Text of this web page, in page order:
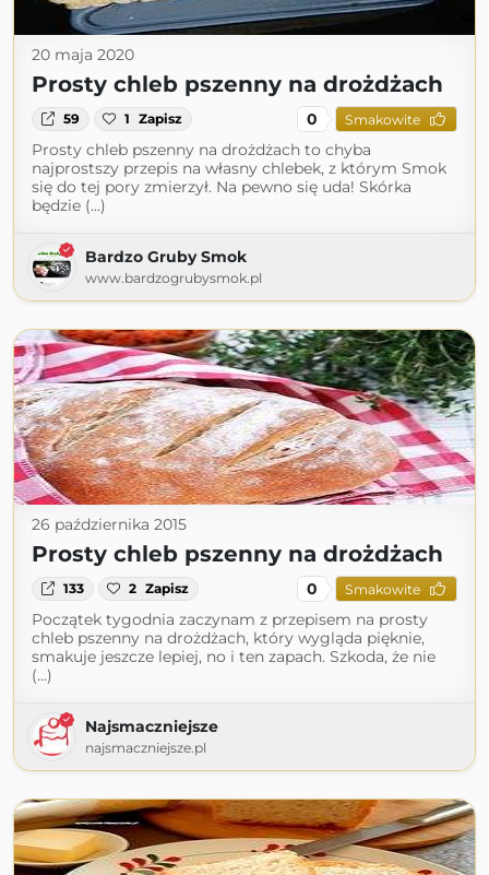
20 maja 2020
Prosty chleb pszenny na drożdżach
59 1 Zapisz 0 Smakowite
Prosty chleb pszenny na drożdżach to chyba
najprostszy przepis na własny chlebek, z którym Smok
się do tej pory zmierzył. Na pewno się uda! Skórka
będzie (...)
Bardzo Gruby Smok
www.bardzogrubysmok.pl
26 października 2015
Prosty chleb pszenny na drożdżach
133 2 Zapisz 0 Smakowite
Początek tygodnia zaczynam z przepisem na prosty
chleb pszenny na drożdżach, który wygląda pięknie,
smakuje jeszcze lepiej, no i ten zapach. Szkoda, że nie
(...)
Najsmaczniejsze
najsmaczniejsze.pl